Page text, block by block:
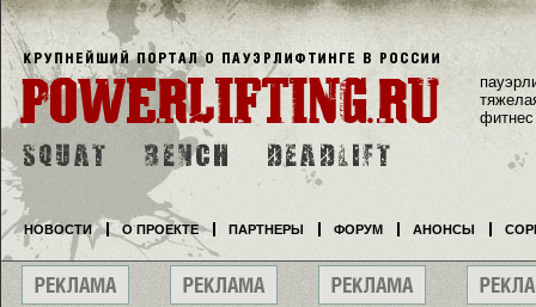
фитнес
НОВОСТИ О ПРОЕКТЕ ПАРТНЕРЫ ФОРУМ АНОНСЫ